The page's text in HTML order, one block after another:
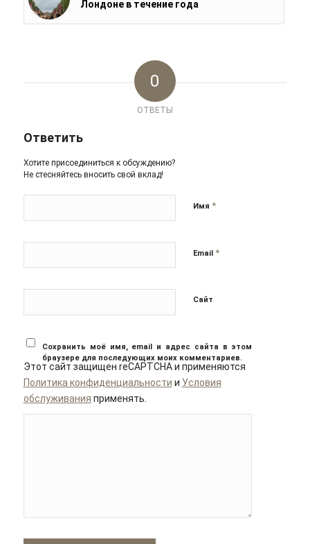
Лондоне в течение года
0
ОТВЕТЫ
Ответить
Хотите присоединиться к обсуждению?
Не стесняйтесь вносить свой вклад!
Имя *
Email *
Сайт
Сохранить моё имя, email и адрес сайта в этом
браузере для последующих моих комментариев.
Этот сайт защищен reCAPTCHA и применяются
Политика конфиденциальности и Условия
обслуживания применять.